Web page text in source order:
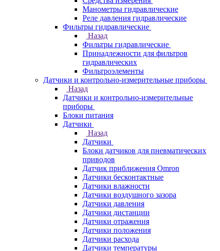
Манометры гидравлические
Реле давления гидравлические
Фильтры гидравлические
Назад
Фильтры гидравлические
Принадлежности для фильтров
гидравлических
Фильтроэлементы
Датчики и контрольно-измерительные приборы
Назад
Датчики и контрольно-измерительные
приборы
Блоки питания
Датчики
Назад
Датчики
Блоки датчиков для пневматических
приводов
Датчик приближения Omron
Датчики бесконтактные
Датчики влажности
Датчики воздушного зазора
Датчики давления
Датчики дистанции
Датчики отражения
Датчики положения
Датчики расхода
Датчики температуры